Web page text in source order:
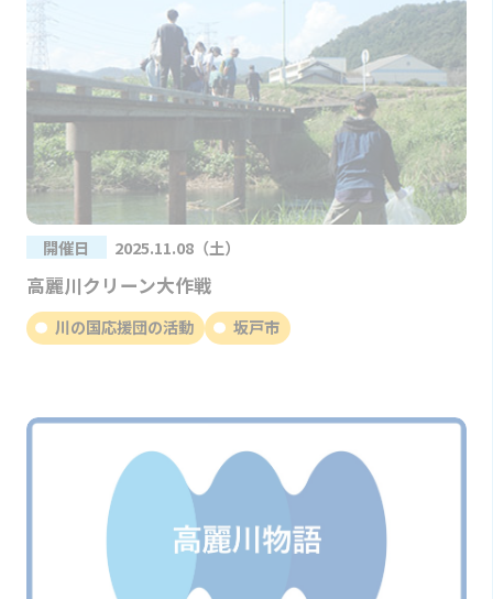
開催日 2025.11.08（土）
高麗川クリーン大作戦
川の国応援団の活動 坂戸市